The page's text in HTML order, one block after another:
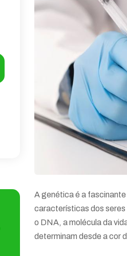
A genética é a
características dos seres
o DNA, a molécula da
determinam desde a cor